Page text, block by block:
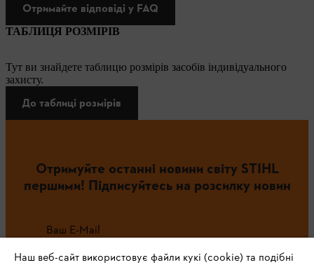
Отримайте відповіді у FAQ
ТАБЛИЦЯ РОЗМІРІВ
Тут ви знайдете таблицю розмірів засобів індивідуального
захисту.
До таблиці розмірів
Отримуйте останні новини світу STIHL
першими! Підписуйтесь на розсилку новин
Ваш E-Mail
Наш веб-сайт використовує файли кукі (cookie) та подібні